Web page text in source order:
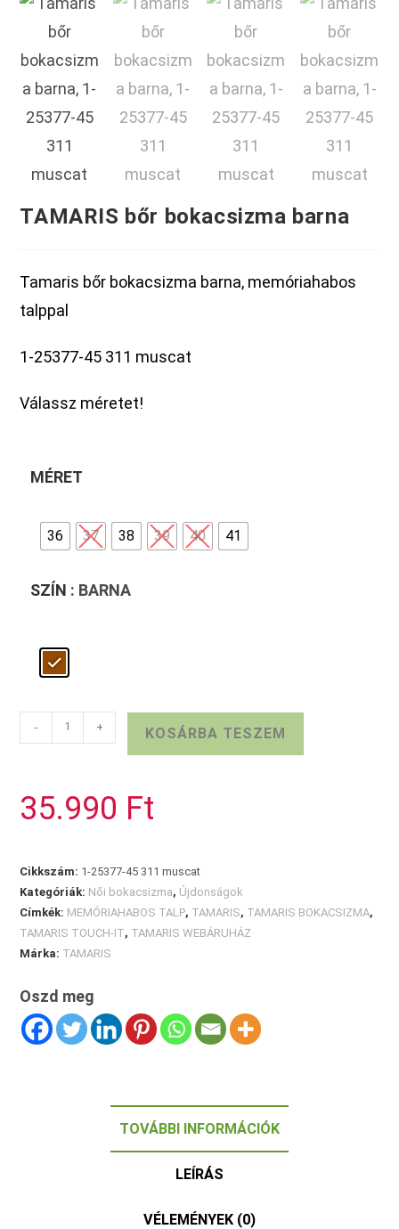
TAMARIS bőr bokacsizma barna
Tamaris bőr bokacsizma barna, memóriahabos
talppal
1-25377-45 311 muscat
Válassz méretet!
MÉRET
36 37 38 39 40 41
SZÍN : BARNA
TAMARIS
bőr
mennyiség
- + KOSÁRBA TESZEM
35.990 Ft
Cikkszám: 1-25377-45 311 muscat
Kategóriák: Női bokacsizma, Újdonságok
Címkék: MEMÓRIAHABOS TALP, TAMARIS, TAMARIS BOKACSIZMA,
TAMARIS TOUCH-IT, TAMARIS WEBÁRUHÁZ
Márka: TAMARIS
Oszd meg
TOVÁBBI INFORMÁCIÓK
LEÍRÁS
VÉLEMÉNYEK (0)